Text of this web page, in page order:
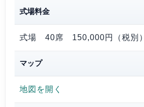
式場料金
式場 40席 150,000円（税別）
マップ
地図を開く